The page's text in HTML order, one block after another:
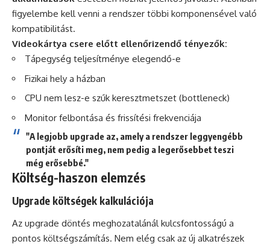
figyelembe kell venni a rendszer többi komponensével való
kompatibilitást.
Videokártya csere előtt ellenőrizendő tényezők:
Tápegység teljesítménye elegendő-e
Fizikai hely a házban
CPU nem lesz-e szűk keresztmetszet (bottleneck)
Monitor felbontása és frissítési frekvenciája
"A legjobb upgrade az, amely a rendszer leggyengébb
pontját erősíti meg, nem pedig a legerősebbet teszi
még erősebbé."
Költség-haszon elemzés
Upgrade költségek kalkulációja
Az upgrade döntés meghozatalánál kulcsfontosságú a
pontos költségszámítás. Nem elég csak az új alkatrészek